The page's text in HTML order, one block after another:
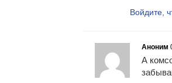
Войдите,
Аноним
А